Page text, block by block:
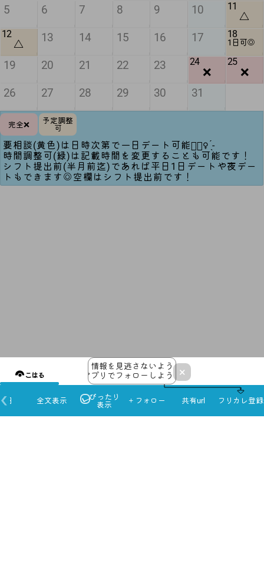
×
情報を見逃さないよう
アプリでフォローしよう！
こはる
フリカレ登録
共有url
＋フォロー
ぴったり
表示
全文表示
日
5 6 7 8 9 10 11
△
12
△ 13 14 15 16 17 18
1日可◎
19 20 21 22 23 24
❌
25
❌
26
27 28 29 30 31
完全❌
予定調整
可
要相談(黄色)は日時次第で一日デート可能🙆🏻‍♀️ ̖́-‬
時間調整可(緑)は記載時間を変更することも可能です！
シフト提出前(半月前迄)であれば平日1日デートや夜デー
トもできます◎空欄はシフト提出前です！